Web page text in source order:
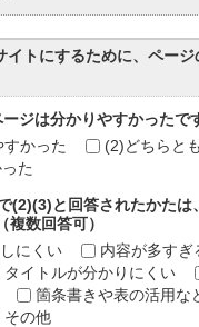
イトにするために、ペー
ジは分かりやすかったで
かった
(2)どちらと
た
(2)(3)と回答されたかたは
複数回答可）
にくい
内容が多すぎ
タイトルが分かりにくい
箇条書きや表の活用な
その他